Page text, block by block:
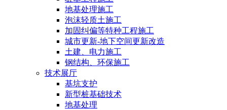
地基处理施工
泡沫轻质土施工
加固纠偏等特种工程施工
城市更新-地下空间更新改造
土建、电力施工
钢结构、环保施工
技术展厅
基坑支护
新型桩基础技术
地基处理